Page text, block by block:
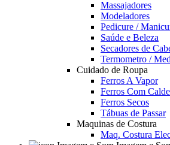
Massajadores
Modeladores
Pedicure /
Saúde e Beleza
Secadores de
Termometro /
Cuidado de Roupa
Ferros A Vapor
Ferros Com
Ferros Secos
Tábuas de Passar
Maquinas de Costura
Maq. Costura